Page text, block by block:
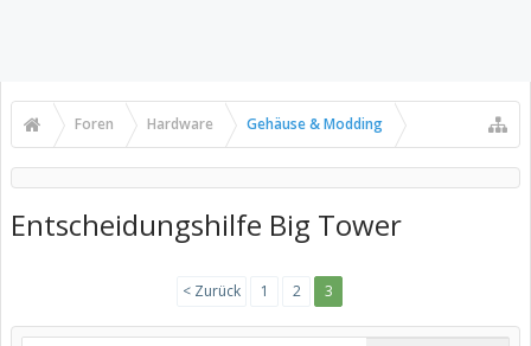
Foren Hardware Gehäuse & Modding
Entscheidungshilfe Big Tower
< Zurück 1 2 3